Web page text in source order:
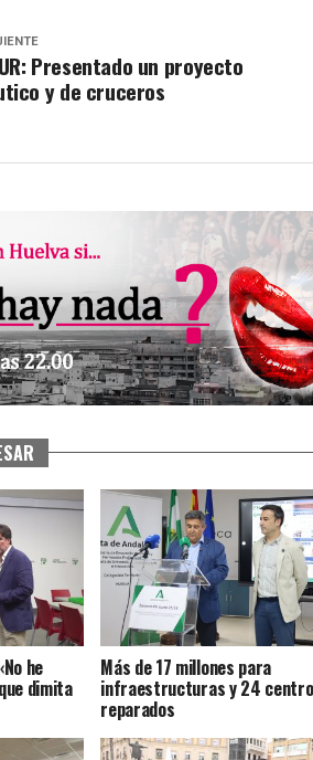
Presentado un proyecto
y de cruceros
he
dimita
Más de 17 millones para
infraestructuras y 24
reparados